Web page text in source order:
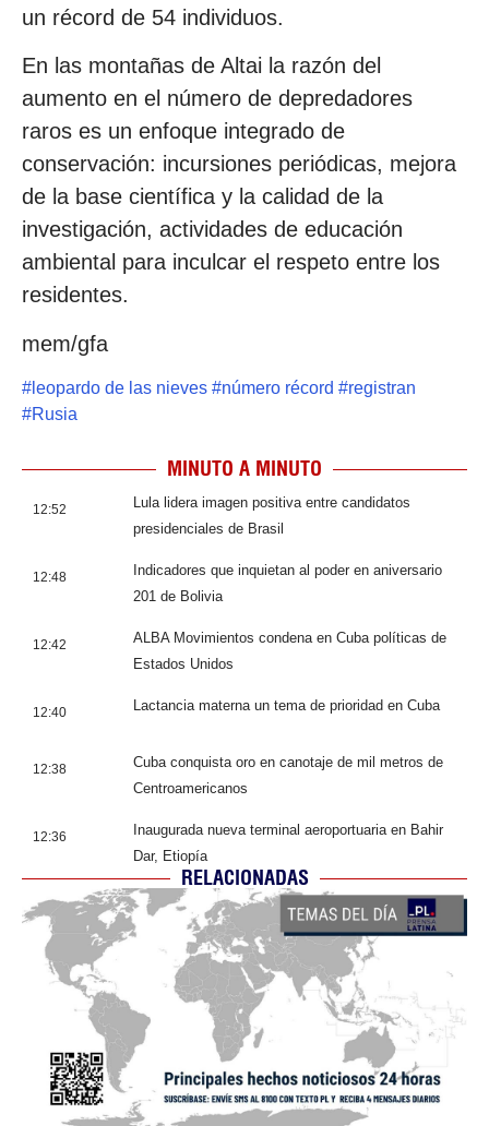
un récord de 54 individuos.
En las montañas de Altai la razón del
aumento en el número de depredadores
raros es un enfoque integrado de
conservación: incursiones periódicas, mejora
de la base científica y la calidad de la
investigación, actividades de educación
ambiental para inculcar el respeto entre los
residentes.
mem/gfa
# leopardo de las nieves #número récord #registran
#Rusia
MINUTO A MINUTO
12:52
Lula lidera imagen positiva entre candidatos
presidenciales de Brasil
12:48
Indicadores que inquietan al poder en aniversario
201 de Bolivia
12:42
ALBA Movimientos condena en Cuba políticas de
Estados Unidos
12:40 Lactancia materna un tema de prioridad en Cuba
12:38
Cuba conquista oro en canotaje de mil metros de
Centroamericanos
12:36
Inaugurada nueva terminal aeroportuaria en Bahir
Dar, Etiopía
RELACIONADAS